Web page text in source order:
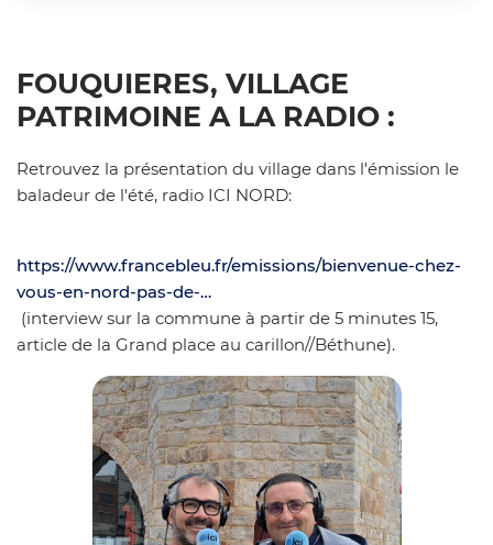
FOUQUIERES, VILLAGE
PATRIMOINE A LA RADIO :
Retrouvez la présentation du village dans l'émission le
baladeur de l'été, radio ICI NORD:
https://www.francebleu.fr/emissions/bienvenue-chez-
vous-en-nord-pas-de-…
(interview sur la commune à partir de 5 minutes 15,
article de la Grand place au carillon//Béthune).
Zoom on